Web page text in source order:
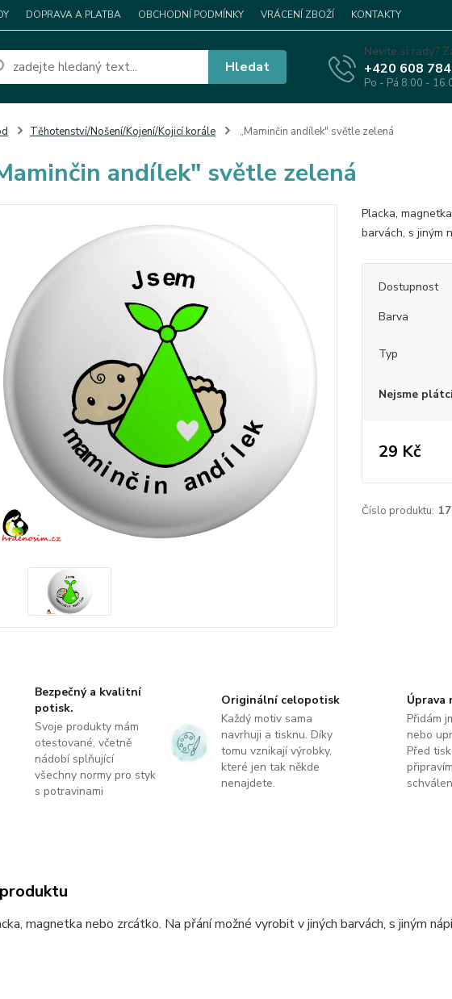
DOPRAVA A PLATBA OBCHODNÍ PODMÍNKY VRÁCENÍ ZBOŽÍ KONTAKTY
Hledat
Nevíte si rady?
+420 608
Po - Pá 8.00 -
Těhotenství/Nošení/Kojení/Kojicí korále „Maminčin andílek" světle zelená
andílek" světle zelená
Placka,
barvách, s jiným
Dostupnost
Barva
Typ
Nejsme
29 Kč
Číslo produktu:
Bezpečný a kvalitní
potisk.
Svoje produkty mám
otestované, včetně
nádobí splňující
všechny normy pro styk
s potravinami
Originální celopotisk
Každý motiv sama
navrhuji a tisknu. Díky
tomu vznikají výrobky,
které jen tak někde
nenajdete.
Úprava
Přidám
nebo
Před
magnetka nebo zrcátko. Na přání možné vyrobit v jiných barvách, s jiným